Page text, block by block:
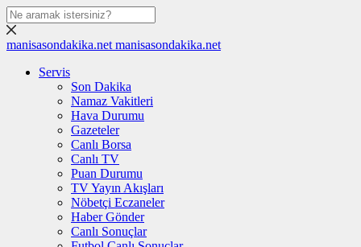
manisasondakika.net manisasondakika.net
Servis
Son Dakika
Namaz Vakitleri
Hava Durumu
Gazeteler
Canlı Borsa
Canlı TV
Puan Durumu
TV Yayın Akışları
Nöbetçi Eczaneler
Haber Gönder
Canlı Sonuçlar